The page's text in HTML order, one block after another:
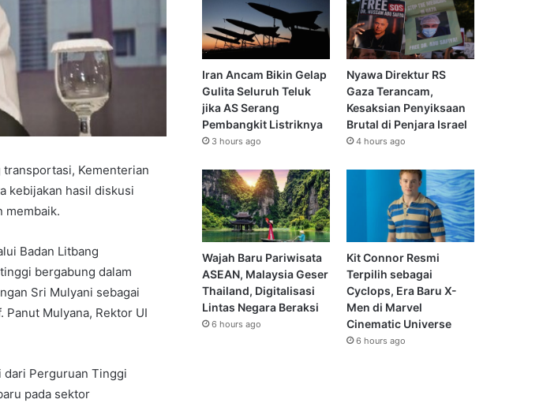
transportasi, Kementerian
kebijakan hasil diskusi
membaik.
Badan Litbang
bergabung dalam
Sri Mulyani sebagai
Mulyana, Rektor UI
dari Perguruan Tinggi
pada sektor
Iran Ancam Bikin Gelap
Gulita Seluruh Teluk
jika AS Serang
Pembangkit Listriknya
3 hours ago
Nyawa Direktur RS
Gaza Terancam,
Kesaksian Penyiksaan
Brutal di Penjara Israel
4 hours ago
Wajah Baru Pariwisata
ASEAN, Malaysia Geser
Thailand, Digitalisasi
Lintas Negara Beraksi
6 hours ago
Kit Connor Resmi
Terpilih sebagai
Cyclops, Era Baru X-
Men di Marvel
Cinematic Universe
6 hours ago